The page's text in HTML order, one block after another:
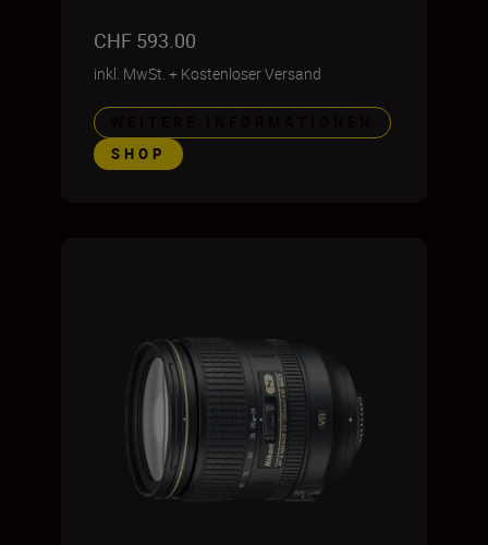
CHF 593.00
inkl. MwSt. + Kostenloser Versand
SHOP